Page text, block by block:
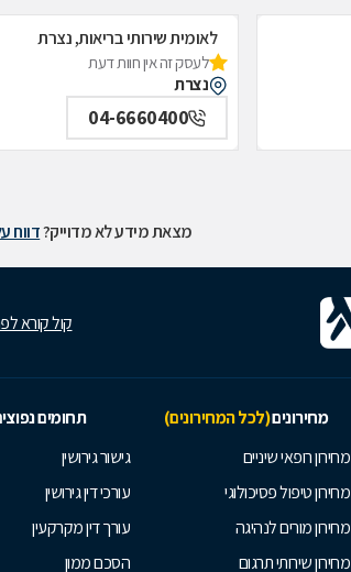
לאומית שירותי בריאות, נצרת
לעסק זה אין חוות דעת
נצרת
04-6660400
מצאת מידע לא מדוייק?דווח
קול קורא
מחירונים(לכל המחירונים) תחומים
מחירון רופאי שיניים
מחירון טיפול פסיכולוגי
מחירון מורים לנהיגה
מחירון שירותי תרגום
גישור גירושין
עורכי דין גירושין
עורך דין מקרקעין
הסכם ממון